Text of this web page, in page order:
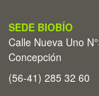
SEDE BIOBÍO
Calle Nueva Uno
Concepción
(56-41) 285 32 60